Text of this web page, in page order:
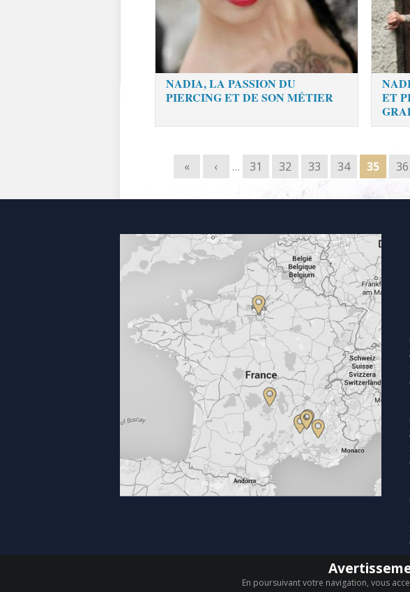
NADIA, LA PASSION DU
PIERCING ET DE SON MÉTIER
ET
« ‹ … 31 32 33 34 35 36
En poursuivant votre navigation, vous